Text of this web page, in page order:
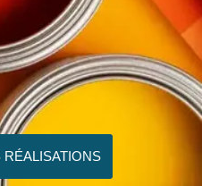
RÉALISATIONS